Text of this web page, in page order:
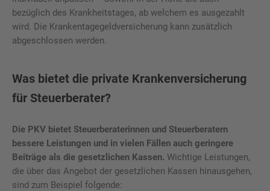
bezüglich des Krankheitstages, ab welchem es ausgezahlt
wird. Die Krankentagegeldversicherung kann zusätzlich
abgeschlossen werden.
Was bietet die private Krankenversicherung
für Steuerberater?
Die PKV bietet Steuerberaterinnen und Steuerberatern
bessere Leistungen und in vielen Fällen auch geringere
Beiträge als die gesetzlichen Kassen. Wichtige Leistungen,
die über das Angebot der gesetzlichen Kassen hinausgehen,
sind zum Beispiel folgende: